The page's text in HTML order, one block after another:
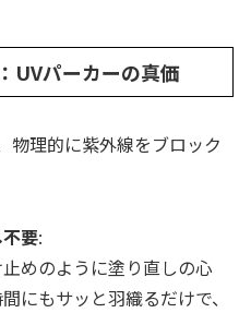
UVパーカーの真価
物理的に紫外線をブロック
要:
めのように塗り直しの心
にもサッと羽織るだけで、